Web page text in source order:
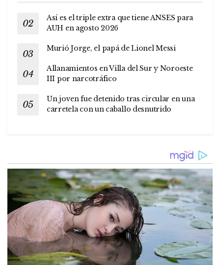
Así es el triple extra que tiene ANSES para
AUH en agosto 2026
Murió Jorge, el papá de Lionel Messi
Allanamientos en Villa del Sur y Noroeste
III por narcotráfico
Un joven fue detenido tras circular en una
carretela con un caballo desnutrido